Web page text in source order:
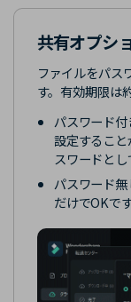
共有オプシ
ファイルをパス
す。有効期限は
パスワード
設定するこ
スワードとし
パスワード
だけでOKです